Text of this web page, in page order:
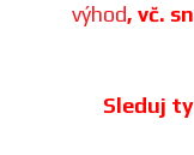
výhod, vč.
Sleduj